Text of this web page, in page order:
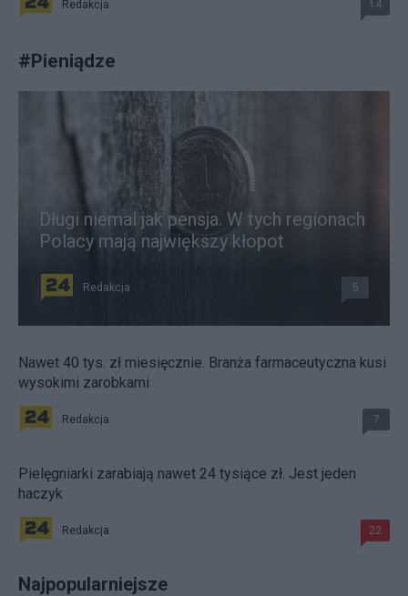
Redakcja 14
#Pieniądze
Długi niemal jak pensja. W tych regionach
Polacy mają największy kłopot
Redakcja 5
Nawet 40 tys. zł miesięcznie. Branża farmaceutyczna kusi
wysokimi zarobkami
Redakcja 7
Pielęgniarki zarabiają nawet 24 tysiące zł. Jest jeden
haczyk
Redakcja 22
Najpopularniejsze